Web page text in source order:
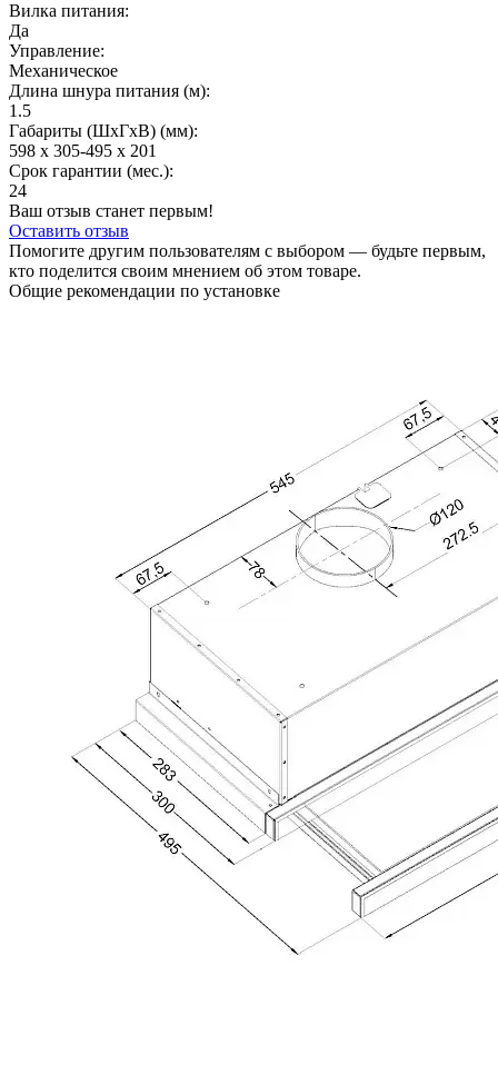
Вилка питания:
Да
Управление:
Механическое
Длина шнура питания (м):
1.5
Габариты (ШхГxВ) (мм):
598 х 305-495 х 201
Срок гарантии (мес.):
24
Ваш отзыв станет первым!
Оставить отзыв
Помогите другим пользователям с выбором — будьте первым,
кто поделится своим мнением об этом товаре.
Общие рекомендации по установке